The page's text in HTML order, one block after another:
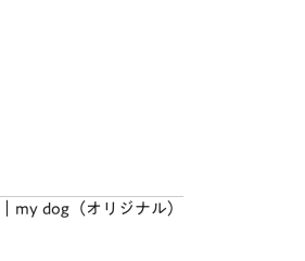
my dog（オリジナル）